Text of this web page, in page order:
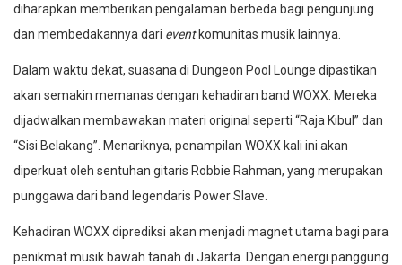
diharapkan memberikan pengalaman berbeda bagi pengunjung
dan membedakannya dari eventkomunitas musik lainnya.
Dalam waktu dekat, suasana di Dungeon Pool Lounge dipastikan
akan semakin memanas dengan kehadiran band WOXX. Mereka
dijadwalkan membawakan materi original seperti “Raja Kibul” dan
“Sisi Belakang”. Menariknya, penampilan WOXX kali ini akan
diperkuat oleh sentuhan gitaris Robbie Rahman, yang merupakan
punggawa dari band legendaris Power Slave.
Kehadiran WOXX diprediksi akan menjadi magnet utama bagi para
penikmat musik bawah tanah di Jakarta. Dengan energi panggung